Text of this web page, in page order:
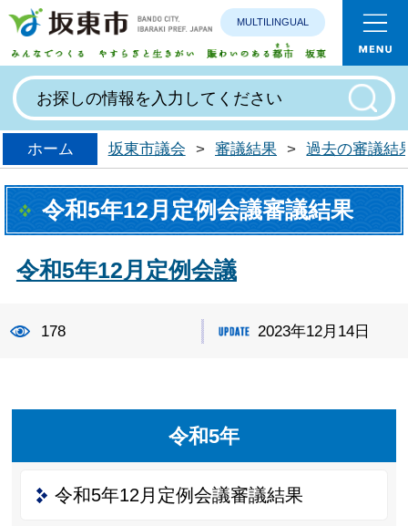
みんなで
MULTILINGUAL
ホーム 坂東市議会 > 審議結果 > 過去の審議結
令和5年12月定例会議審議結果
令和5年12月定例会議
178 2023年12月14日
令和5年
令和5年12月定例会議審議結果